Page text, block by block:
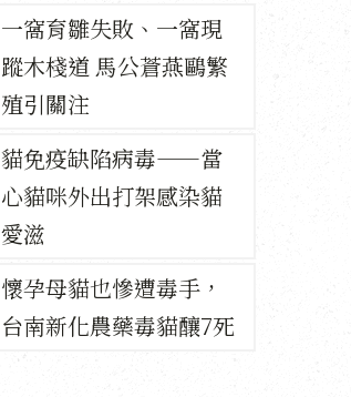
一窩育雛失敗、一窩現
蹤木棧道 馬公蒼燕鷗繁
殖引關注
貓免疫缺陷病毒——當
心貓咪外出打架感染貓
愛滋
懷孕母貓也慘遭毒手，
台南新化農藥毒貓釀7死